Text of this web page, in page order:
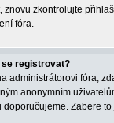
znovu zkontrolujte
fóra.
registrovat?
administrátorovi fóra,
anonymním
doporučujeme. Zabere